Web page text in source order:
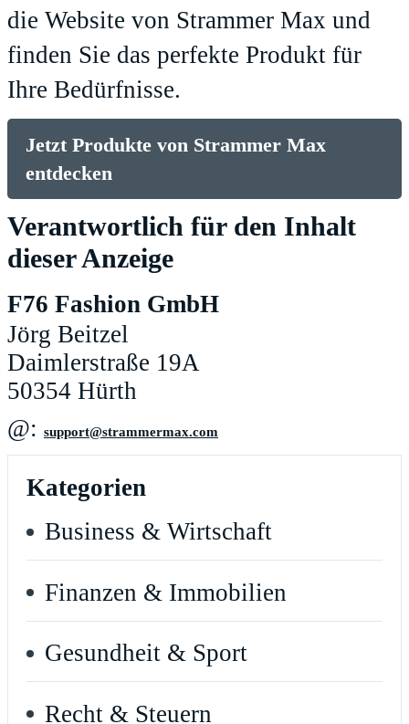
die Website von Strammer Max und
finden Sie das perfekte Produkt für
Ihre Bedürfnisse.
Jetzt Produkte von Strammer Max
entdecken
Verantwortlich für den Inhalt
dieser Anzeige
F76 Fashion GmbH
Jörg Beitzel
Daimlerstraße 19A
50354 Hürth
@: moc.xamremmarts@troppus
Kategorien
Business & Wirtschaft
Finanzen & Immobilien
Gesundheit & Sport
Recht & Steuern